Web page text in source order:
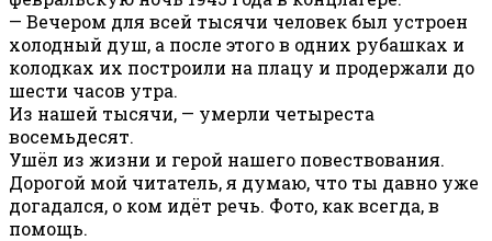
— Вечером для всей тысячи человек был устроен
холодный душ, а после этого в одних рубашках и
колодках их построили на плацу и продержали до
шести часов утра.
Из нашей тысячи, — умерли четыреста
восемьдесят.
Ушёл из жизни и герой нашего повествования.
Дорогой мой читатель, я думаю, что ты давно уже
догадался, о ком идёт речь. Фото, как всегда, в
помощь.